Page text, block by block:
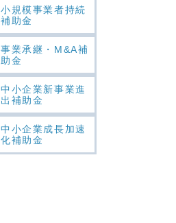
小規模事業者持続
補助金
事業承継・M&A補
助金
中小企業新事業進
出補助金
中小企業成長加速
化補助金